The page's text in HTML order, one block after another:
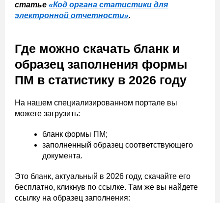
статье «Код органа статистики для
электронной отчетности».
Где можно скачать бланк и
образец заполнения формы
ПМ в статистику в 2026 году
На нашем специализированном портале вы
можете загрузить:
бланк формы ПМ;
заполненный образец соответствующего
документа.
Это бланк, актуальный в 2026 году, скачайте его
бесплатно, кликнув по ссылке. Там же вы найдете
ссылку на образец заполнения: